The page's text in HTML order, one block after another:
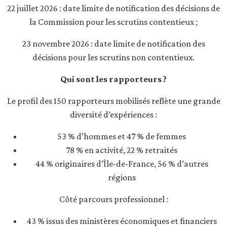
22 juillet 2026 : date limite de notification des décisions de
la Commission pour les scrutins contentieux ;
23 novembre 2026 : date limite de notification des
décisions pour les scrutins non contentieux.
Qui sont les rapporteurs ?
Le profil des 150 rapporteurs mobilisés reflète une grande
diversité d’expériences :
53 % d’hommes et 47 % de femmes
78 % en activité, 22 % retraités
44 % originaires d’Île-de-France, 56 % d’autres
régions
Côté parcours professionnel :
43 % issus des ministères économiques et financiers